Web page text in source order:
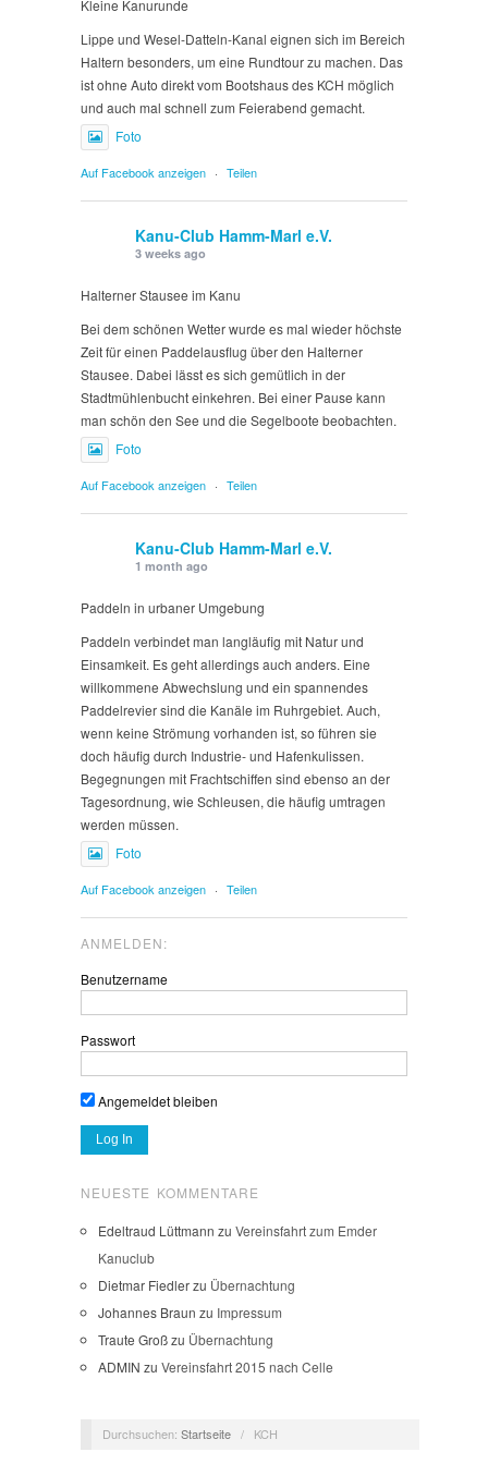
Kleine Kanurunde
Lippe und Wesel-Datteln-Kanal eignen sich im Bereich
Haltern besonders, um eine Rundtour zu machen. Das
ist ohne Auto direkt vom Bootshaus des KCH möglich
und auch mal schnell zum Feierabend gemacht.
Foto
Auf Facebook anzeigen · Teilen
Kanu-Club Hamm-Marl e.V.
3 weeks ago
Halterner Stausee im Kanu
Bei dem schönen Wetter wurde es mal wieder höchste
Zeit für einen Paddelausflug über den Halterner
Stausee. Dabei lässt es sich gemütlich in der
Stadtmühlenbucht einkehren. Bei einer Pause kann
man schön den See und die Segelboote beobachten.
Foto
Auf Facebook anzeigen · Teilen
Kanu-Club Hamm-Marl e.V.
1 month ago
Paddeln in urbaner Umgebung
Paddeln verbindet man langläufig mit Natur und
Einsamkeit. Es geht allerdings auch anders. Eine
willkommene Abwechslung und ein spannendes
Paddelrevier sind die Kanäle im Ruhrgebiet. Auch,
wenn keine Strömung vorhanden ist, so führen sie
doch häufig durch Industrie- und Hafenkulissen.
Begegnungen mit Frachtschiffen sind ebenso an der
Tagesordnung, wie Schleusen, die häufig umtragen
werden müssen.
Foto
Auf Facebook anzeigen · Teilen
ANMELDEN:
Benutzername
Passwort
Angemeldet bleiben
NEUESTE KOMMENTARE
Edeltraud Lüttmann zu Vereinsfahrt zum Emder
Kanuclub
Dietmar Fiedlerzu Übernachtung
Johannes Braun zu Impressum
Traute Großzu Übernachtung
ADMIN zu Vereinsfahrt 2015 nach Celle
Durchsuchen: Startseite / KCH